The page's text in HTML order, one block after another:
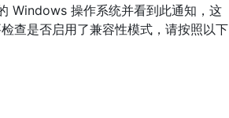
Windows 操作系统并看到此通知，这
查是否启用了兼容性模式，请按照以下